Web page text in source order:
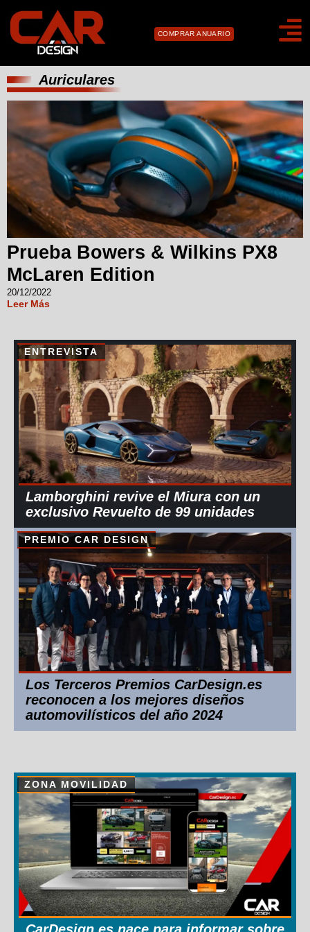
COMPRAR ANUARIO
Auriculares
Prueba Bowers & Wilkins PX8
McLaren Edition
20/12/2022
Leer Más
ENTREVISTA
Lamborghini revive el Miura con un
exclusivo Revuelto de 99 unidades
PREMIO CAR DESIGN
Los Terceros Premios CarDesign.es
reconocen a los mejores diseños
automovilísticos del año 2024
ZONA MOVILIDAD
CarDesign.es nace para informar sobre